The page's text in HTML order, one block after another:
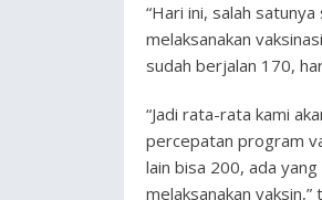
“Hari ini, salah
melaksanakan
sudah berjalan 170,
“Jadi rata-rata kami
percepatan program
lain bisa 200, ada
melaksanakan